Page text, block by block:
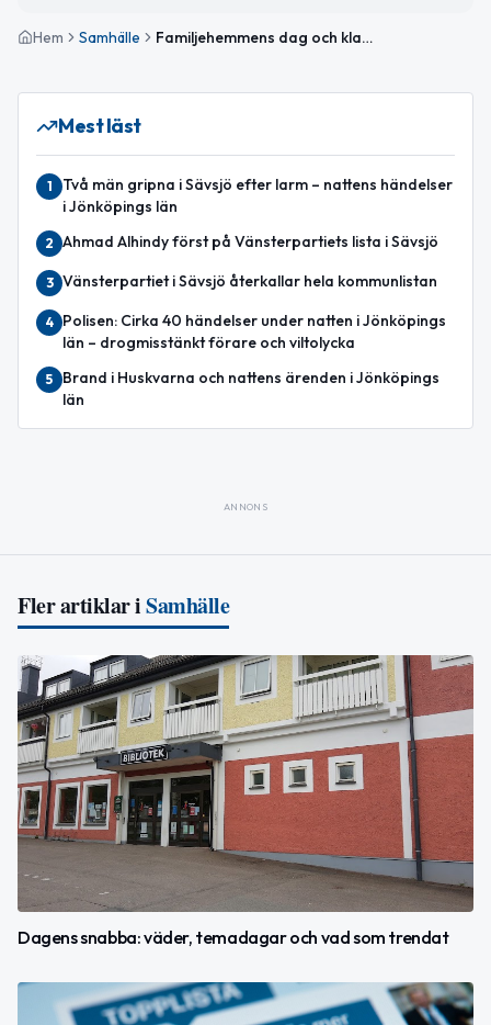
Hem Samhälle Familjehemmens dag och klart vårväder i Sävsjö
Mest läst
1
Två män gripna i Sävsjö efter larm – nattens händelser
i Jönköpings län
2 Ahmad Alhindy först på Vänsterpartiets lista i Sävsjö
3 Vänsterpartiet i Sävsjö återkallar hela kommunlistan
4
Polisen: Cirka 40 händelser under natten i Jönköpings
län – drogmisstänkt förare och viltolycka
5
Brand i Huskvarna och nattens ärenden i Jönköpings
län
ANNONS
Fler artiklar iSamhälle
Dagens snabba: väder, temadagar och vad som trendat